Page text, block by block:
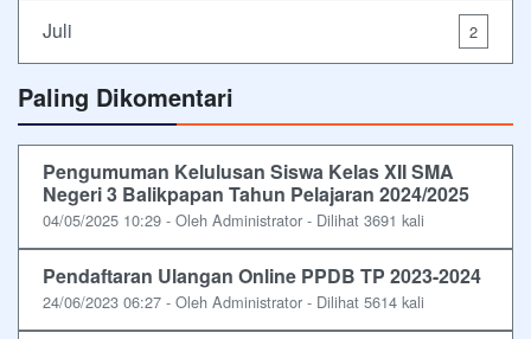
Juli 2
Paling Dikomentari
Pengumuman Kelulusan Siswa Kelas XII SMA
Negeri 3 Balikpapan Tahun Pelajaran 2024/2025
04/05/2025 10:29 - Oleh Administrator - Dilihat 3691 kali
Pendaftaran Ulangan Online PPDB TP 2023-2024
24/06/2023 06:27 - Oleh Administrator - Dilihat 5614 kali